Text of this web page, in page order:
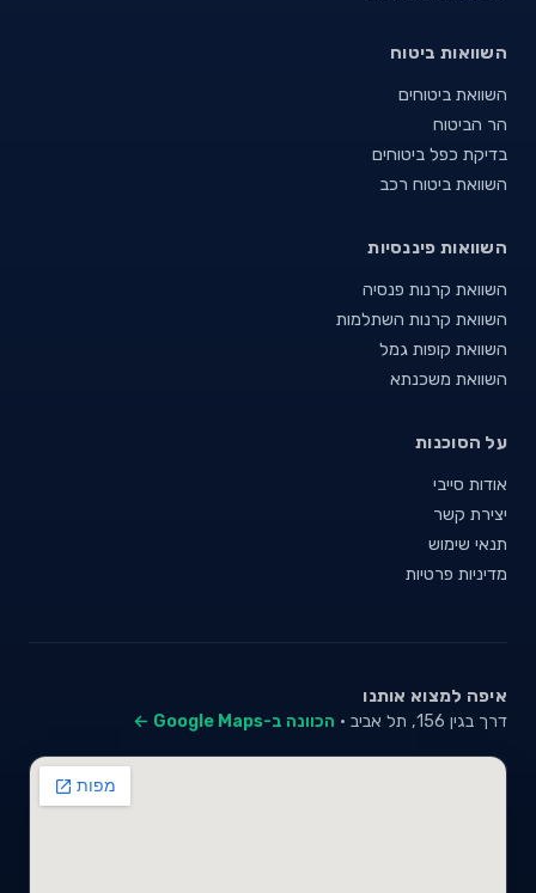
השוואות ביטוח
השוואת ביטוחים
הר הביטוח
בדיקת כפל ביטוחים
השוואת ביטוח רכב
השוואות פיננסיות
השוואת קרנות פנסיה
השוואת קרנות השתלמות
השוואת קופות גמל
השוואת משכנתא
על הסוכנות
אודות סייבי
יצירת קשר
תנאי שימוש
מדיניות פרטיות
איפה למצוא אותנו
דרך בגין 156, תל אביב · הכוונה ב-Google Maps ←